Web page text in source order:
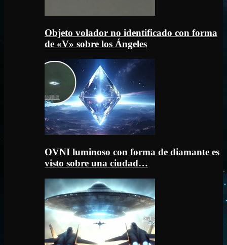
Objeto volador no identificado con forma
de «V» sobre los Ángeles
OVNI luminoso con forma de diamante es
visto sobre una ciudad…